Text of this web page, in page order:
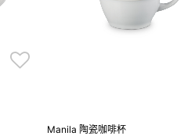
Manila 陶瓷咖啡杯